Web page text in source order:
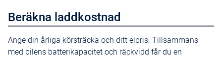
Beräkna laddkostnad
Ange din årliga körsträcka och ditt elpris. Tillsammans
med bilens batterikapacitet och räckvidd får du en